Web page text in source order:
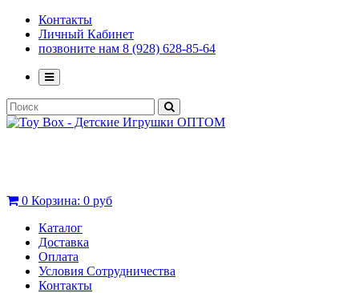
Контакты
Личный Кабинет
позвоните нам 8 (928) 628-85-64
0 Корзина: 0 руб
Каталог
Доставка
Оплата
Условия Сотрудничества
Контакты